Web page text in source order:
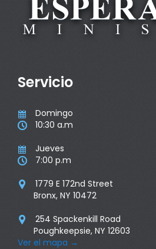
Servicio
 Domingo
 10:30 a.m
 Jueves
 7:00 p.m

1779 E 172nd Street
Bronx, NY 10472

254 Spackenkill Road
Poughkeepsie, NY 12603
Ver el mapa →